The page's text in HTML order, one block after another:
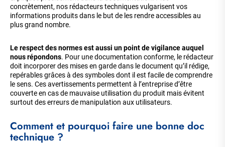
concrètement, nos rédacteurs techniques vulgarisent vos
informations produits dans le but de les rendre accessibles au
plus grand nombre.
Le respect des normes est aussi un point de vigilance auquel
nous répondons. Pour une documentation conforme, le rédacteur
doit incorporer des mises en garde dans le document qu’il rédige,
repérables grâces à des symboles dont il est facile de comprendre
le sens. Ces avertissements permettent à l’entreprise d’être
couverte en cas de mauvaise utilisation du produit mais évitent
surtout des erreurs de manipulation aux utilisateurs.
Comment et pourquoi faire une bonne doc
technique ?